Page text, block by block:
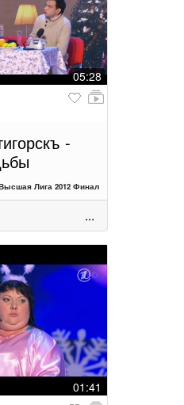
05:28
-
Лига 2012 Финал
...
01:41